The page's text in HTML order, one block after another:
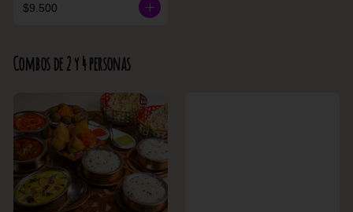
$9.500
Combos de 2 y 4 personas